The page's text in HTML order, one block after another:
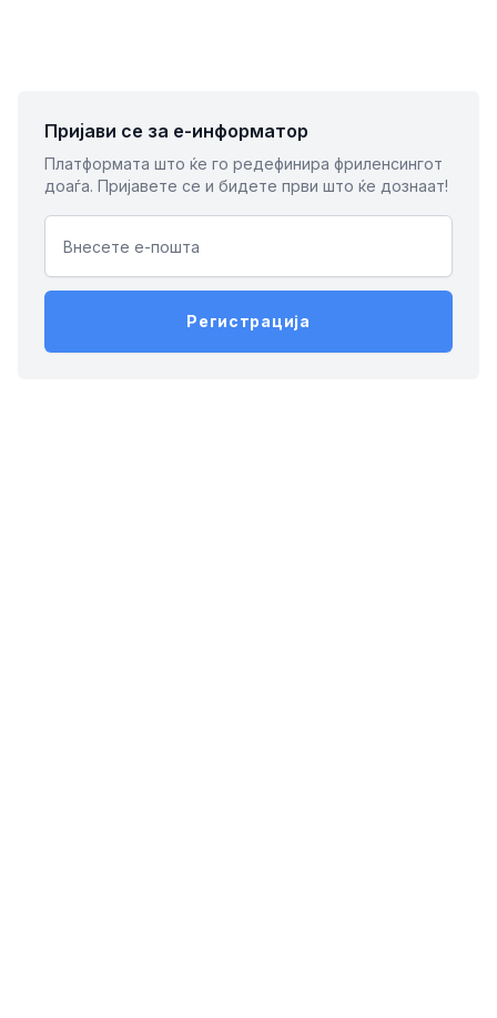
Пријави се за е-информатор
Платформата што ќе го редефинира фриленсингот
доаѓа. Пријавете се и бидете први што ќе дознаат!
Регистрација